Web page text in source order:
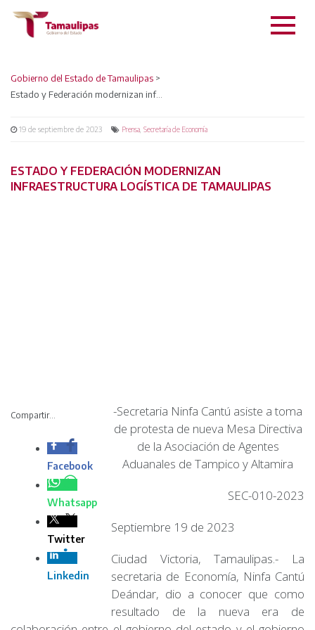
Gobierno del Estado de Tamaulipas >
Estado y Federación modernizan infraestructura logística de Tamaulipas
19 de septiembre de 2023 Prensa Secretaría de Economía
ESTADO Y FEDERACIÓN MODERNIZAN
INFRAESTRUCTURA LOGÍSTICA DE TAMAULIPAS
-Secretaria Ninfa
Cantú asiste a toma
de protesta de nueva
Mesa Directiva de la
Agentes Aduanales
Septiembre 19 de 2023
Ciudad Victoria, Tamaulipas.- La secretaria de Economía,